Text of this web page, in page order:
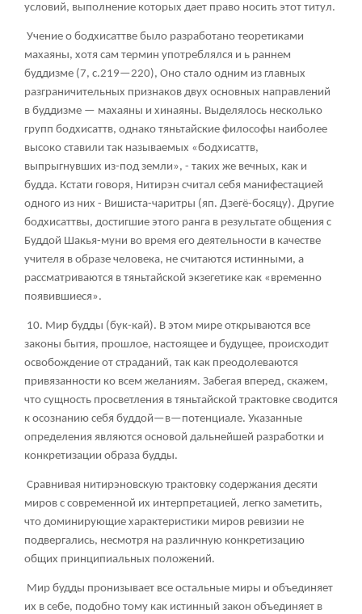
условий, выполнение которых дает право носить этот титул.
Учение о бодхисаттве было разработано теоретиками
махаяны, хотя сам термин употреблялся и ь раннем
буддизме (7, с.219—220), Оно стало одним из главных
разграничительных признаков двух основных направлений
в буддизме — махаяны и хинаяны. Выделялось несколько
групп бодхисаттв, однако тяньтайские философы наиболее
высоко ставили так называемых «бодхисаттв,
выпрыгнувших из-под земли», - таких же вечных, как и
будда. Кстати говоря, Нитирэн считал себя манифестацией
одного из них - Вишиста-чаритры (яп. Дзегё-босяцу). Другие
бодхисаттвы, достигшие этого ранга в результате общения с
Буддой Шакья-муни во время его деятельности в качестве
учителя в образе человека, не считаются истинными, а
рассматриваются в тяньтайской экзегетике как «временно
появившиеся».
10. Мир будды (бук-кай). В этом мире открываются все
законы бытия, прошлое, настоящее и будущее, происходит
освобождение от страданий, так как преодолеваются
привязанности ко всем желаниям. Забегая вперед, скажем,
что сущность просветления в тяньтайской трактовке сводится
к осознанию себя буддой—в—потенциале. Указанные
определения являются основой дальнейшей разработки и
конкретизации образа будды.
Сравнивая нитирэновскую трактовку содержания десяти
миров с современной их интерпретацией, легко заметить,
что доминирующие характеристики миров ревизии не
подвергались, несмотря на различную конкретизацию
общих принципиальных положений.
Мир будды пронизывает все остальные миры и объединяет
их в себе, подобно тому как истинный закон объединяет в